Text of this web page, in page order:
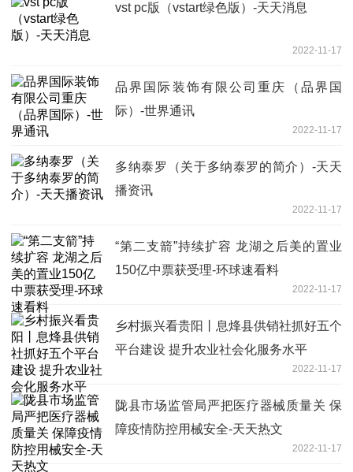
vst pc版（vstart绿色版）-天天消息
2022-11-17
品界国际装饰有限公司重庆（品界国
际）-世界通讯
2022-11-17
多纳泰罗（关于多纳泰罗的简介）-天天
播资讯
2022-11-17
“第二支箭”持续扩容 龙湖之后美的置业
150亿中票获受理-环球速看料
2022-11-17
乡村振兴看贵阳丨息烽县供销社抓好五个
平台建设 提升农业社会化服务水平
2022-11-17
陇县市场监管局严把医疗器械质量关 保
障疫情防控用械安全-天天热文
2022-11-17